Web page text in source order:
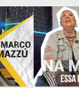
e nas
no
uma
Lídia,
representa
artista
Brasília. No estúdio do Portal Conteúdo, o
ator e
Junior
antigas e
Brasil
pacto pela
três
feminicídio. Fica a dica para o público
sociais do